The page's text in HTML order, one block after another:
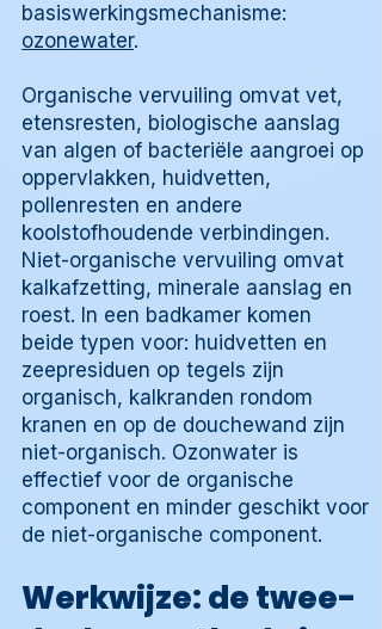
basiswerkingsmechanisme:
ozonewater.
Organische vervuiling omvat vet,
etensresten, biologische aanslag
van algen of bacteriële aangroei op
oppervlakken, huidvetten,
pollenresten en andere
koolstofhoudende verbindingen.
Niet-organische vervuiling omvat
kalkafzetting, minerale aanslag en
roest. In een badkamer komen
beide typen voor: huidvetten en
zeepresiduen op tegels zijn
organisch, kalkranden rondom
kranen en op de douchewand zijn
niet-organisch. Ozonwater is
effectief voor de organische
component en minder geschikt voor
de niet-organische component.
Werkwijze: de twee-